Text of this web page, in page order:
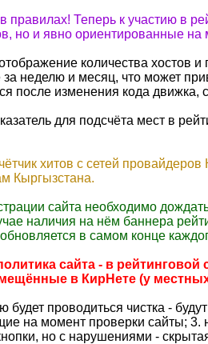
правилах! Теперь к участию в
но и явно ориентированные на
количества хостов
неделю и месяц, что может
после изменения кода движка,
для подсчёта мест в
хитов с сетей
Кыргызстана.
сайта необходимо
наличия на нём баннера
в самом конце
сайта - в
в КирНете (у
будет проводиться чистка -
на момент проверки сайты;
но с нарушениями -